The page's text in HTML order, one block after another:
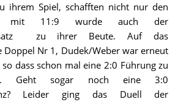
ihrem Spiel, schafften nicht nur den
mit 11:9 wurde auch der
zu ihrer Beute. Auf das
Doppel Nr 1, Dudek/Weber war erneut
dass schon mal eine 2:0 Führung zu
Geht sogar noch eine 3:0
Leider ging das Duell der